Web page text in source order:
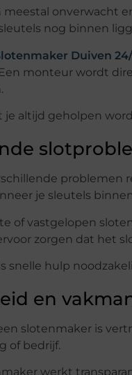
onverwacht
nog binnen
Duiven
monteur wordt
je altijd geholpen
problemen
je sleutels
of vastgelopen
zorgen dat het
snelle hulp
en
slotenmaker is
of bedrijf.
werkt